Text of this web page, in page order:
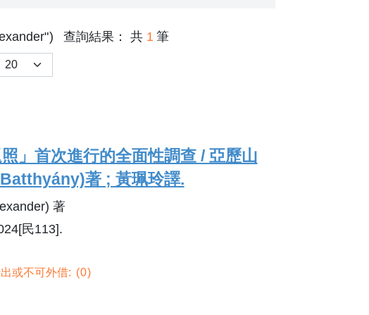
查詢結果： 共 1 筆
Results per page
」首次進行的全面性調查 / 亞歷山
著 ; 黃珮玲譯.
著
民113].
或不可外借: 0